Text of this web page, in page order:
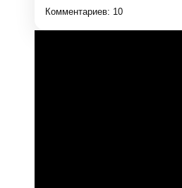
Комментариев: 10